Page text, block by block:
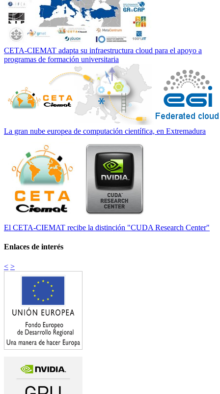
CETA-CIEMAT adapta su infraestructura cloud para el apoyo a
programas de formación universitaria
La gran nube europea de computación científica, en Extremadura
El CETA-CIEMAT recibe la distinción "CUDA Research Center"
Enlaces de interés
< >